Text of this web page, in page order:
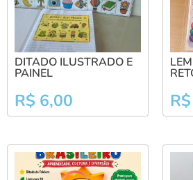
DITADO ILUSTRADO E
PAINEL
R$ 6,00 R$